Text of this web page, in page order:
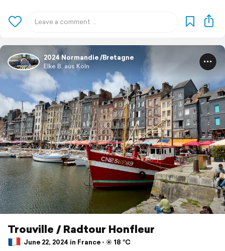
2024 Normandie /Bretagne
Elke B. aus Köln
Trouville / Radtour Honfleur
June 22, 2024 in France ⋅ ☀️ 18 °C